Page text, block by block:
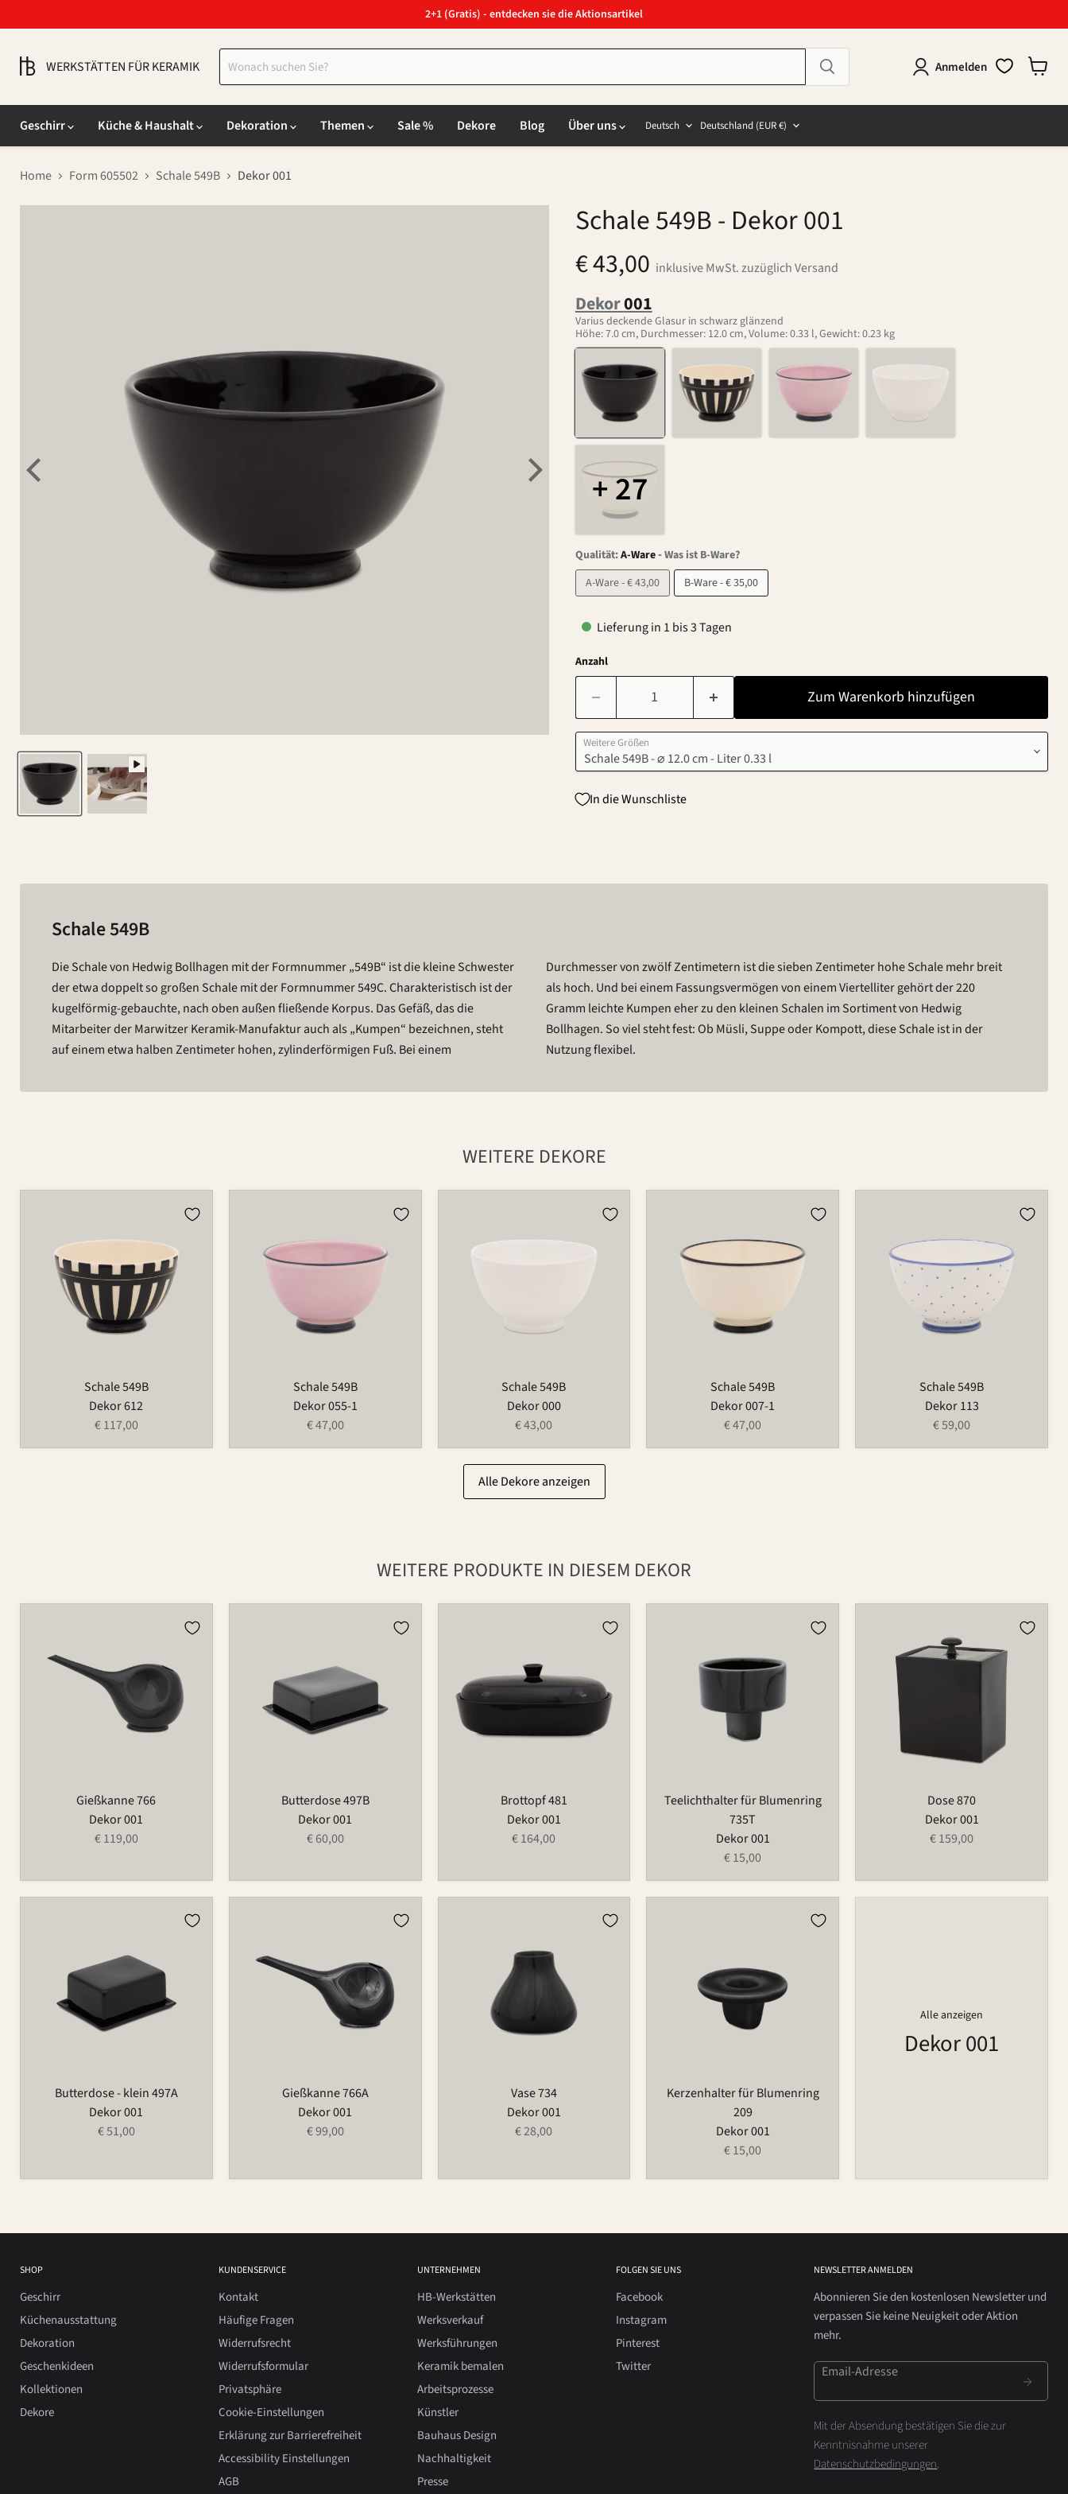
2+1 (Gratis) - entdecken sie die Aktionsartikel
WERKSTÄTTEN FÜR KERAMIK Anmelden
Geschirr
Küche & Haushalt Dekoration Themen Sale % Dekore Blog Über uns Sprache
Deutsch Land
Deutschland (EUR €)
Home Form 605502 Schale 549B Dekor 001
Schale 549B- Dekor 001
€ 43,00 inklusive MwSt. zuzüglich Versand
Dekor001
Varius deckende Glasur in schwarz glänzend
Höhe: 7.0 cm, Durchmesser: 12.0 cm, Volume: 0.33 l, Gewicht: 0.23 kg
+ 27
Qualität:A-Ware-Was ist B-Ware?
A-Ware - € 43,00
B-Ware - € 35,00
Lieferung in 1 bis 3 Tagen
Anzahl
Zum Warenkorb hinzufügen
Weitere Größen
In die Wunschliste
Schale 549B
Die Schale von Hedwig Bollhagen mit der Formnummer „549B“ ist die kleine Schwester
der etwa doppelt so großen Schale mit der Formnummer 549C. Charakteristisch ist der
kugelförmig-gebauchte, nach oben außen fließende Korpus. Das Gefäß, das die
Mitarbeiter der Marwitzer Keramik-Manufaktur auch als „Kumpen“ bezeichnen, steht
auf einem etwa halben Zentimeter hohen, zylinderförmigen Fuß. Bei einem
Durchmesser von zwölf Zentimetern ist die sieben Zentimeter hohe Schale mehr breit
als hoch. Und bei einem Fassungsvermögen von einem Viertelliter gehört der 220
Gramm leichte Kumpen eher zu den kleinen Schalen im Sortiment von Hedwig
Bollhagen. So viel steht fest: Ob Müsli, Suppe oder Kompott, diese Schale ist in der
Nutzung flexibel.
WEITERE DEKORE
Schale 549B
Dekor 612
€ 117,00
Schale 549B
Dekor 055-1
€ 47,00
Schale 549B
Dekor 000
€ 43,00
Schale 549B
Dekor 007-1
€ 47,00
Schale 549B
Dekor 113
€ 59,00
Alle Dekore anzeigen
WEITERE PRODUKTE IN DIESEM DEKOR
Gießkanne 766
Dekor 001
€ 119,00
Butterdose 497B
Dekor 001
€ 60,00
Brottopf 481
Dekor 001
€ 164,00
Teelichthalter für Blumenring
735T
Dekor 001
€ 15,00
Dose 870
Dekor 001
€ 159,00
Butterdose - klein 497A
Dekor 001
€ 51,00
Gießkanne 766A
Dekor 001
€ 99,00
Vase 734
Dekor 001
€ 28,00
Kerzenhalter für Blumenring
209
Dekor 001
€ 15,00
Alle anzeigen
Dekor 001
SHOP
Geschirr
Küchenausstattung
Dekoration
Geschenkideen
Kollektionen
Dekore
KUNDENSERVICE
Kontakt
Häufige Fragen
Widerrufsrecht
Widerrufsformular
Privatsphäre
Cookie-Einstellungen
Erklärung zur Barrierefreiheit
Accessibility Einstellungen
AGB
UNTERNEHMEN
HB-Werkstätten
Werksverkauf
Werksführungen
Keramik bemalen
Arbeitsprozesse
Künstler
Bauhaus Design
Nachhaltigkeit
Presse
FOLGEN SIE UNS
Facebook
Instagram
Pinterest
Twitter
NEWSLETTER ANMELDEN
Abonnieren Sie den kostenlosen Newsletter und
verpassen Sie keine Neuigkeit oder Aktion
mehr.
Email-Adresse
Mit der Absendung bestätigen Sie die zur
Kenntnisnahme unserer
Datenschutzbedingungen.